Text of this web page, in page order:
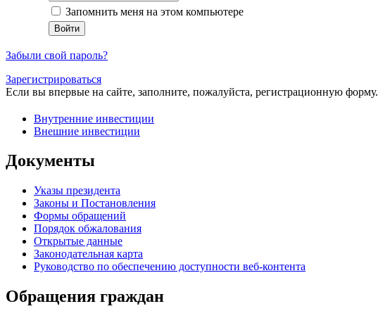
Запомнить меня на этом компьютере
Забыли свой пароль?
Зарегистрироваться
Если вы впервые на сайте, заполните, пожалуйста, регистрационную форму.
Внутренние инвестиции
Внешние инвестиции
Документы
Указы президента
Законы и Постановления
Формы обращений
Порядок обжалования
Открытые данные
Законодательная карта
Руководство по обеспечению доступности веб-контента
Обращения граждан